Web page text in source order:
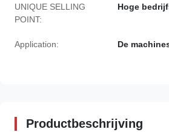
UNIQUE SELLING
POINT:
Hoge
Application: De
Productbeschrijving